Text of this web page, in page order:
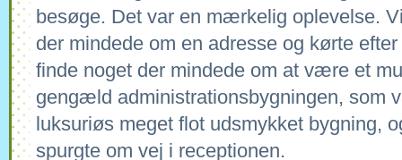
besøge. Det var en mærkelig oplevelse.
der mindede om en adresse og kørte
finde noget der mindede om at være et
gengæld administrationsbygningen, som
luksuriøs meget flot udsmykket bygning,
spurgte om vej i receptionen.